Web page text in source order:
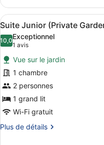
(One
Night)
le
type
de
chambre
Suite
Junior
(One
Night)
Afficher
toutes
les
photos
pour
ce
type
de
chambre :
Suite
10
Suite Junior (Private
10,010,0 sur 10
Exceptionnel
1 avis
(1 avis)
Vue sur le jardin
1 chambre
2 personnes
1 grand lit
Wi-Fi gratuit
Plus de détails
Plus